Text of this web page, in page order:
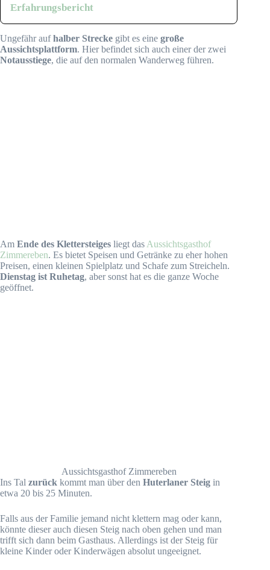
Erfahrungsbericht
Ungefähr aufhalber Strecke gibt es eine große
Aussichtsplattform. Hier befindet sich auch einer der zwei
Notausstiege, die auf den normalen Wanderweg führen.
Am Ende des Klettersteiges liegt das Aussichtsgasthof
Zimmereben. Es bietet Speisen und Getränke zu eher hohen
Preisen, einen kleinen Spielplatz und Schafe zum Streicheln.
Dienstag ist Ruhetag, aber sonst hat es die ganze Woche
geöffnet.
Aussichtsgasthof Zimmereben
Ins Tal zurück kommt man über den Huterlaner Steig in
etwa 20 bis 25 Minuten.
Falls aus der Familie jemand nicht klettern mag oder kann,
könnte dieser auch diesen Steig nach oben gehen und man
trifft sich dann beim Gasthaus. Allerdings ist der Steig für
kleine Kinder oder Kinderwägen absolut ungeeignet.